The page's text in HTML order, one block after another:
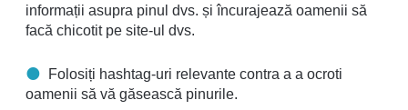
informații asupra pinul dvs. și încurajează oamenii să
facă chicotit pe site-ul dvs.
Folosiți hashtag-uri relevante contra a a ocroti
oamenii să vă găsească pinurile.